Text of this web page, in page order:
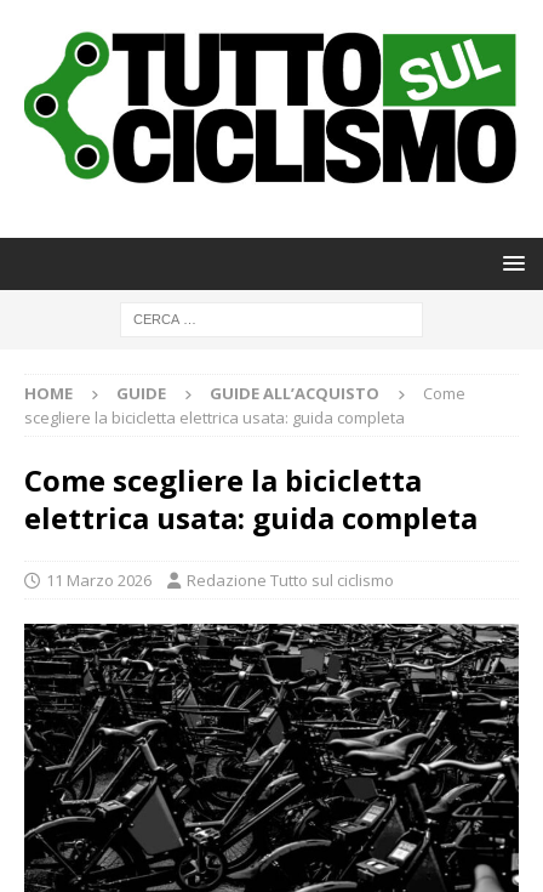
HOME GUIDE GUIDE ALL’ACQUISTO
Come
scegliere la bicicletta elettrica usata: guida completa
Come scegliere la bicicletta
elettrica usata: guida completa
11 Marzo 2026 Redazione Tutto sul ciclismo